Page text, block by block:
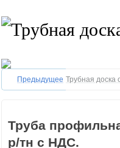
Предыдущее Трубная
Труба
р/тн с НДС.